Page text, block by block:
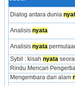
Dialog antara dunia
Analisis nyata
Analisis nyata
Sybil : kisah nyata
Rindu Mencari
Mengembara dari alam